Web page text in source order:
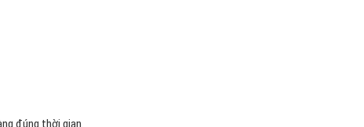
đúng thời gian.